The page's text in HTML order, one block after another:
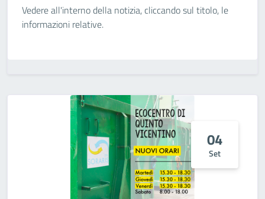
Vedere all'interno della notizia, cliccando sul titolo, le
informazioni relative.
04
Set